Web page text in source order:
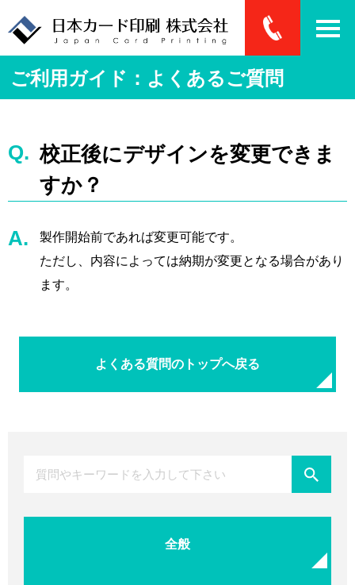
ご利用ガイド：よくあるご質問
校正後にデザインを変更できま
すか？
製作開始前であれば変更可能です。
ただし、内容によっては納期が変更となる場合があり
ます。
よくある質問のトップへ戻る
全般